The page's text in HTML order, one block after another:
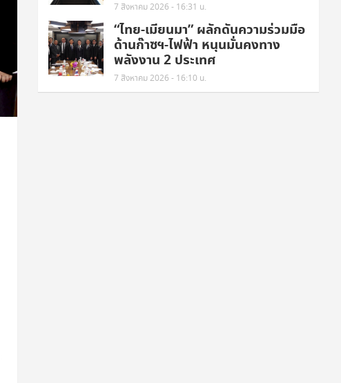
7 สิงหาคม 2026 - 16:31 น.
“ไทย-เมียนมา” ผลักดันความร่วมมือ
ด้านก๊าซฯ-ไฟฟ้า หนุนมั่นคงทาง
พลังงาน 2 ประเทศ
7 สิงหาคม 2026 - 16:10 น.